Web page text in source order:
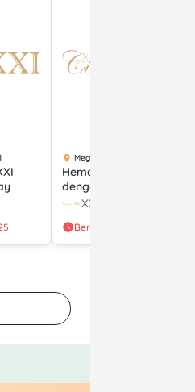
Mega Bekasi Hypermall
Hemat sampai 50% di XXI
dengan Kartu Kredit BNI
XXI
Berakhir 30 Jun 2026